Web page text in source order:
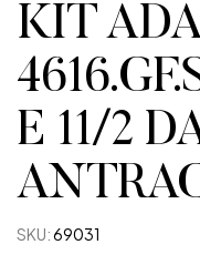
KIT
E 11/2
SKU:69031